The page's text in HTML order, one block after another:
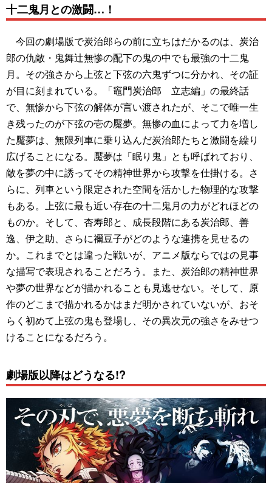
十二鬼月との激闘…！
今回の劇場版で炭治郎らの前に立ちはだかるのは、炭治
郎の仇敵・鬼舞辻無惨の配下の鬼の中でも最強の十二鬼
月。その強さから上弦と下弦の六鬼ずつに分かれ、その証
が目に刻まれている。「竈門炭治郎 立志編」の最終話
で、無惨から下弦の解体が言い渡されたが、そこで唯一生
き残ったのが下弦の壱の魘夢。無惨の血によって力を増し
た魘夢は、無限列車に乗り込んだ炭治郎たちと激闘を繰り
広げることになる。魘夢は「眠り鬼」とも呼ばれており、
敵を夢の中に誘ってその精神世界から攻撃を仕掛ける。さ
らに、列車という限定された空間を活かした物理的な攻撃
もある。上弦に最も近い存在の十二鬼月の力がどれほどの
ものか。そして、杏寿郎と、成長段階にある炭治郎、善
逸、伊之助、さらに禰豆子がどのような連携を見せるの
か。これまでとは違った戦いが、アニメ版ならではの見事
な描写で表現されることだろう。また、炭治郎の精神世界
や夢の世界などが描かれることも見逃せない。そして、原
作のどこまで描かれるかはまだ明かされていないが、おそ
らく初めて上弦の鬼も登場し、その異次元の強さをみせつ
けることになるだろう。
劇場版以降はどうなる!?